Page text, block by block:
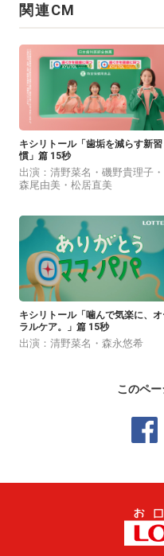
関連CM
キシリトール「歯垢を減らす新習
慣」篇 15秒
出演：清野菜名・磯野貴理子・
森尾由美・松居直美
キシリトール「噛んで気楽に、
ラルケア。」篇 15秒
出演：清野菜名・森永悠希
このペ